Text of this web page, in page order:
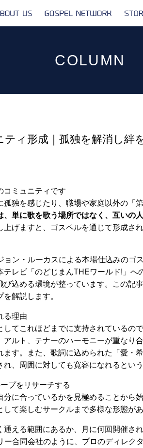
COLUMN
ィ形成｜孤独を解消し絆
コミュニティです
孤独を感じたり、職場や家庭以外の「
、単に歌を歌う場所ではなく、互いの
上げますと、ゴスペルを通じて形成さ
ン・ルーカスによる本場仕込みのゴ
レビ「のどじまんTHEワールド!」
込める環境が整っています。この記
解説します。
る理由
てこれほどまでに支持されているの
アルト、テナーのハーモニーが重なり
す。また、歌詞に込められた「愛・
、周囲に対しても寛容になれるとい
プをリサーチする
分に合っているかを見極めることから
て楽しむサークルまで多様な形態があ
通える範囲にあるか、月に何回開催さ
ー合同会社のように、プロのディレク